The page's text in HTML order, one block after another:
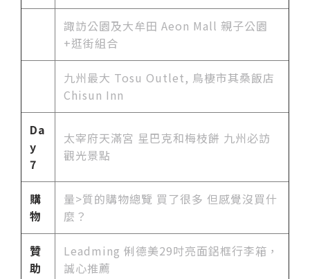
諏訪公園及大牟田 Aeon Mall 親子公園
+逛街組合
九州最大 Tosu Outlet, 鳥棲市其桑飯店
Chisun Inn
Da
y
7
太宰府天滿宮 星巴克和梅枝餅 九州必訪
觀光景點
購
物
量>質的購物總覽 買了很多 但感覺沒買什
麼？
贊
助
Leadming 俐德美29吋亮面鋁框行李箱，
誠心推薦